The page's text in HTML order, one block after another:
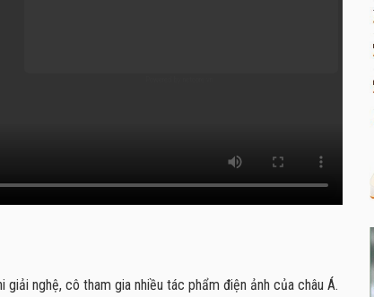
nghệ, cô tham gia nhiều tác phẩm điện ảnh của châu Á.